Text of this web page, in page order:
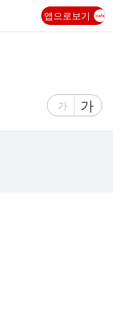
앱으로보기
글
가
글
자
가